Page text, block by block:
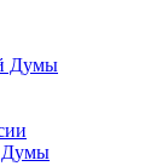
Думы
Думы